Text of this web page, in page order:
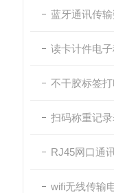
蓝牙通讯传
读卡计件电
不干胶标签
扫码称重记
RJ45网口通
wifi无线传输